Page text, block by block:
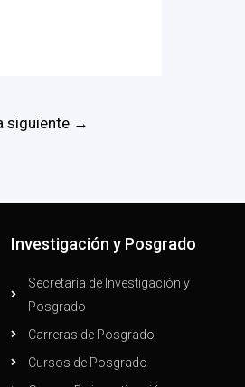
siguiente →
Investigación y Posgrado
Secretaría de Investigación y
Posgrado
Carreras de Posgrado
Cursos de Posgrado